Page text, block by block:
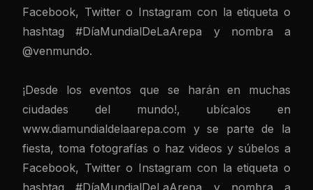
Facebook, Twitter o Instagram con la etiqueta o
hashtag #DíaMundialDeLaArepa y nombra a
@venmundo.
¡Desde los eventos que se harán en muchas
ciudades del mundo!, ubícalos en
www.diamundialdelaarepa.com y se parte de la
fiesta, toma fotografías o haz videos y súbelos a
Facebook, Twitter o Instagram con la etiqueta o
hashtag #DíaMundialDeLaArepa y nombra a